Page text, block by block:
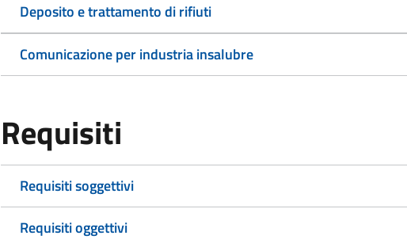
Deposito e trattamento di rifiuti
Comunicazione per industria insalubre
Requisiti
Requisiti soggettivi
Requisiti oggettivi